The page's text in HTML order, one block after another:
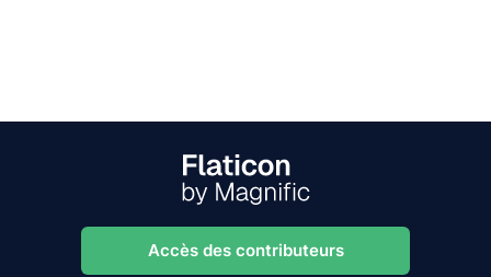
Accès des contributeurs